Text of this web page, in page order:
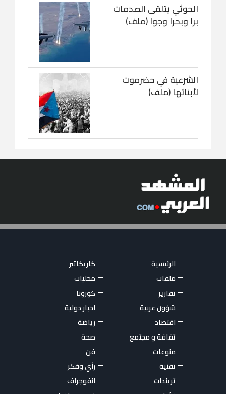
الحوثي يتلقى الصدمات
برا وبحرا وجوا (ملف)
الشرعية في حضرموت
لأبنائها (ملف)
الرئيسية
كاريكاتير
ملفات
محليات
تقارير
كورونا
شؤون عربية
اخبار دولية
اقتصاد
رياضة
ثقافة و مجتمع
صحة
منوعات
فن
تقنية
رأي وفكر
تريندات
انفوجراف